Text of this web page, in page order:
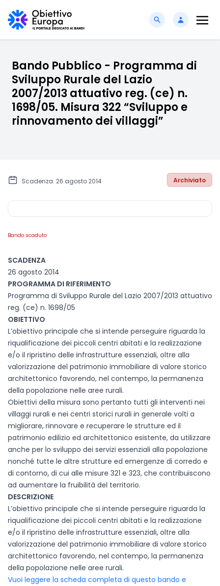
Bando Pubblico - Programma di
Sviluppo Rurale del Lazio
2007/2013 attuativo reg. (ce) n.
1698/05. Misura 322 “Sviluppo e
rinnovamento dei villaggi”
Scadenza: 26 agosto 2014 Archiviato
Bando scaduto
SCADENZA
26 agosto 2014
PROGRAMMA DI RIFERIMENTO
Programma di Sviluppo Rurale del Lazio 2007/2013 attuativo
reg. (ce) n. 1698/05
OBIETTIVO
L’obiettivo principale che si intende perseguire riguarda la
riqualificazione dei piccoli centri abitati e la realizzazione
e/o il ripristino delle infrastrutture essenziali, oltre alla
valorizzazione del patrimonio immobiliare di valore storico
architettonico favorendo, nel contempo, la permanenza
della popolazione nelle aree rurali.
Obiettivi della misura sono pertanto tutti gli interventi nei
villaggi rurali e nei centri storici rurali in generale volti a
migliorare, rinnovare e recuperare le strutture ed il
patrimonio edilizio ed architettonico esistente, da utilizzare
anche per lo sviluppo dei servizi essenziali alla popolazione
nonché tutte le altre strutture ed emergenze di corredo e
di contorno, di cui alle misure 321 e 323, che contribuiscono
ad aumentare la fruibilità del territorio.
DESCRIZIONE
L’obiettivo principale che si intende perseguire riguarda la
riqualificazione dei piccoli centri abitati e la realizzazione
e/o il ripristino delle infrastrutture essenziali, oltre alla
valorizzazione del patrimonio immobiliare di valore storico
architettonico favorendo, nel contempo, la permanenza
della popolazione nelle aree rurali.
Vuoi leggere la scheda completa di questo bando e